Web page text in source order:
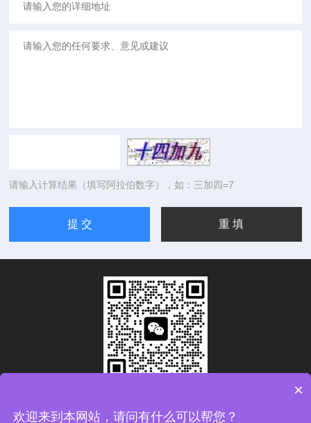
请输入计算结果（填写阿拉伯数字），如：三加四=7
×
欢迎来到本网站，请问有什么可以帮您？